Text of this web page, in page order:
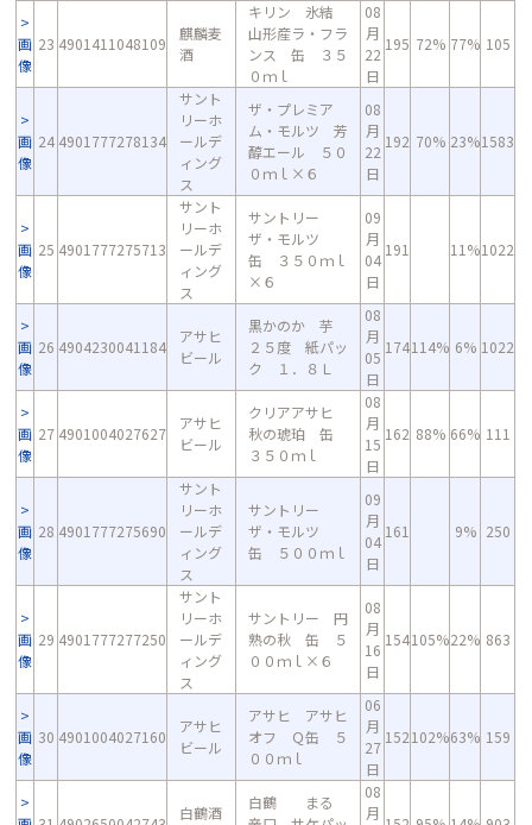
画
像
23 4901411048109
麒麟麦
酒
キリン 氷結
山形産ラ・フラ
ンス 缶 ３５
０ｍｌ
08
月
22
日
195 72% 77% 105
画
像
24 4901777278134
サント
リーホ
ールデ
ィング
ス
ザ・プレミア
ム・モルツ 芳
醇エール ５０
０ｍｌ×６
08
月
22
日
192 70% 23%1583
画
像
25 4901777275713
サント
リーホ
ールデ
ィング
ス
サントリー
ザ・モルツ
缶 ３５０ｍｌ
×６
09
月
04
日
191 11%1022
画
像
26 4904230041184
アサヒ
ビール
黒かのか 芋
２５度 紙パッ
ク １．８Ｌ
08
月
05
日
174114% 6% 1022
画
像
27 4901004027627
アサヒ
ビール
クリアアサヒ
秋の琥珀 缶
３５０ｍｌ
08
月
15
日
162 88% 66% 111
画
像
28 4901777275690
サント
リーホ
ールデ
ィング
ス
サントリー
ザ・モルツ
缶 ５００ｍｌ
09
月
04
日
161 9% 250
画
像
29 4901777277250
サント
リーホ
ールデ
ィング
ス
サントリー 円
熟の秋 缶 ５
００ｍｌ×６
08
月
16
日
154105%22% 863
画
像
30 4901004027160
アサヒ
ビール
アサヒ アサヒ
オフ Ｑ缶 ５
００ｍｌ
06
月
27
日
152102%63% 159
白鶴酒
白鶴 まる
08
月